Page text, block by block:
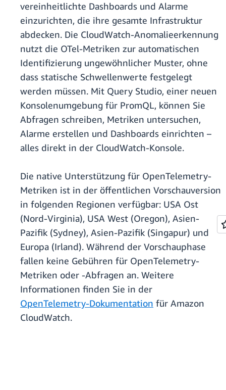
vereinheitlichte Dashboards und Alarme
einzurichten, die ihre gesamte Infrastruktur
abdecken. Die CloudWatch-Anomalieerkennung
nutzt die OTel-Metriken zur automatischen
Identifizierung ungewöhnlicher Muster, ohne
dass statische Schwellenwerte festgelegt
werden müssen. Mit Query Studio, einer neuen
Konsolenumgebung für PromQL, können Sie
Abfragen schreiben, Metriken untersuchen,
Alarme erstellen und Dashboards einrichten –
alles direkt in der CloudWatch-Konsole.
Die native Unterstützung für OpenTelemetry-
Metriken ist in der öffentlichen Vorschauversion
in folgenden Regionen verfügbar: USA Ost
(Nord-Virginia), USA West (Oregon), Asien-
Pazifik (Sydney), Asien-Pazifik (Singapur) und
Europa (Irland). Während der Vorschauphase
fallen keine Gebühren für OpenTelemetry-
Metriken oder -Abfragen an. Weitere
Informationen finden Sie in der
OpenTelemetry-Dokumentation für Amazon
CloudWatch.